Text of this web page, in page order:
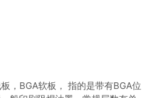
，BGA软板， 指的是带有BGA位